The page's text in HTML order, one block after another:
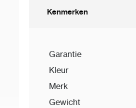
is de nieuwste en
Kenmerken
Garantie
Kleur
Merk
Gewicht